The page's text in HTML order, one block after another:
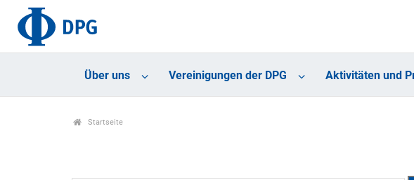
Über uns Vereinigungen der DPG Aktivitäten und
Startseite